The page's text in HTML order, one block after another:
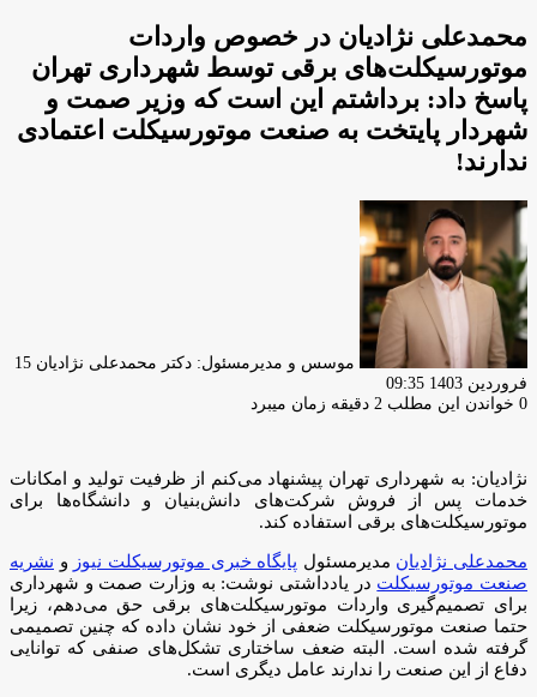
محمدعلی نژادیان در خصوص واردات
موتورسیکلت‌های برقی توسط شهرداری تهران
پاسخ داد: برداشتم این است که وزیر صمت و
شهردار پایتخت به صنعت موتورسیکلت اعتمادی
ندارند!
موسس و مدیرمسئول: دکتر محمدعلی نژادیان 15
فروردین 1403 09:35
0 خواندن این مطلب 2 دقیقه زمان میبرد
نژادیان: به شهرداری تهران پیشنهاد می‌کنم از ظرفیت تولید و امکانات
خدمات پس از فروش شرکت‌های دانش‌بنیان و دانشگاه‌ها برای
موتورسیکلت‌های برقی استفاده کند.
محمدعلی نژادیان مدیرمسئول پایگاه خبری موتورسیکلت نیوز و نشریه
صنعت موتورسیکلت در یادداشتی نوشت: به وزارت صمت و شهرداری
برای تصمیم‌گیری واردات موتورسیکلت‌های برقی حق می‌دهم، زیرا
حتما صنعت موتورسیکلت ضعفی از خود نشان داده که چنین تصمیمی
گرفته شده است. البته ضعف ساختاری تشکل‌های صنفی که توانایی
دفاع از این صنعت را ندارند عامل دیگری است.